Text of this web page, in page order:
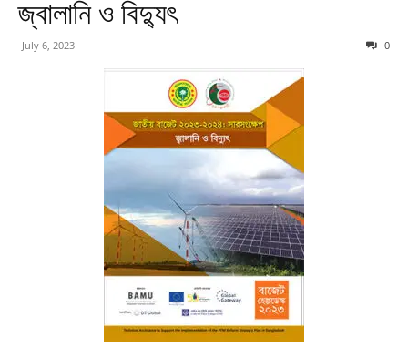
জ্বালানি ও বিদ্যুৎ
July 6, 2023 0